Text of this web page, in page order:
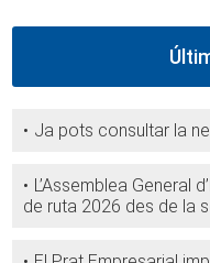
Ja pots consultar la
L’Assemblea General
de ruta 2026 des de la